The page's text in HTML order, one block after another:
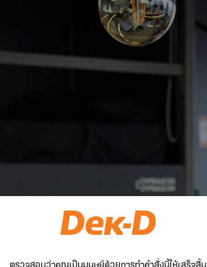
ตรวจสอบว่าคุณเป็นมนุษย์ด้วยการทำคำสั่งนี้ให้เสร็จสิ้น